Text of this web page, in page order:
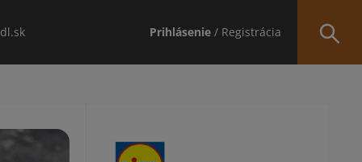
Prihlásenie / Registrácia
Obsah bočného panela